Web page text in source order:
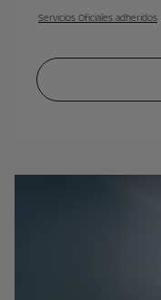
Servicios Oficiales adheridos